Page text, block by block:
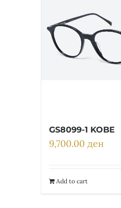
GS8099-1 KOBE
9,700.00 ден
Add to cart